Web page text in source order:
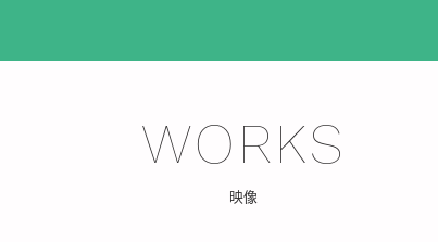
WORKS
映像